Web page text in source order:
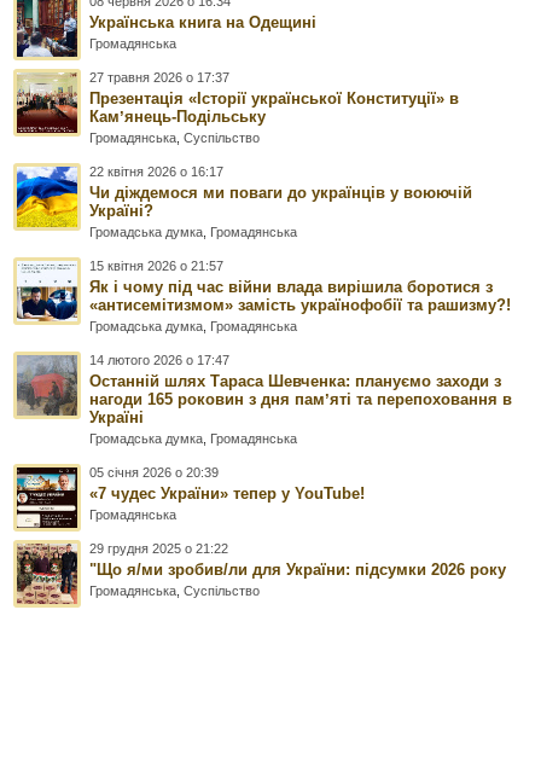
Українська книга на Одещині
Громадянська
27 травня 2026 о 17:37
Презентація «Історії української Конституції» в
Камʼянець-Подільську
Громадянська ,Суспільство
22 квітня 2026 о 16:17
Чи діждемося ми поваги до українців у воюючій
Україні?
Громадська думка Громадянська
15 квітня 2026 о 21:57
Як і чому під час війни влада вирішила боротися з
«антисемітизмом» замість українофобії та рашизму?!
Громадська думка Громадянська
14 лютого 2026 о 17:47
Останній шлях Тараса Шевченка: плануємо заходи з
нагоди 165 роковин з дня памʼяті та перепоховання в
Україні
Громадська думка Громадянська
05 січня 2026 о 20:39
«7 чудес України» тепер у YouTube!
Громадянська
29 грудня 2025 о 21:22
"Що я/ми зробив/ли для України: підсумки 2026 року
Громадянська ,Суспільство